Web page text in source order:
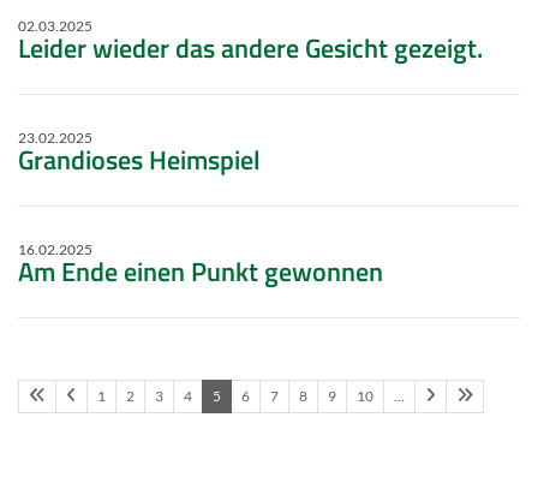
02.03.2025
Leider wieder das andere Gesicht gezeigt.
23.02.2025
Grandioses Heimspiel
16.02.2025
Am Ende einen Punkt gewonnen
1 2 3 4 5 6 7 8 9 10 …